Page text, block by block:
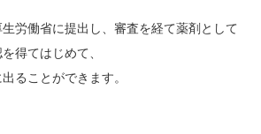
労働省に提出し、審査を経て薬剤として
得てはじめて、
ることができます。